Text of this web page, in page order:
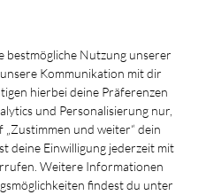
bestmögliche Nutzung unserer
Kommunikation mit dir
hierbei deine Präferenzen
und Personalisierung nur,
und weiter“ dein
deine Einwilligung jederzeit mit
Weitere Informationen
findest du unter